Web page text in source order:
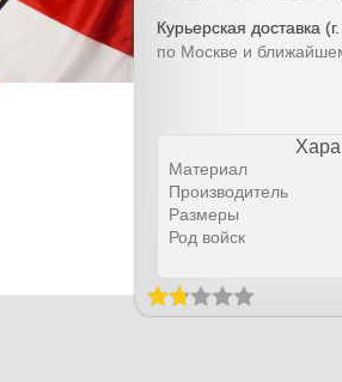
Курьерская доставка
по Москве и
Материал
Производитель
Размеры
Род войск